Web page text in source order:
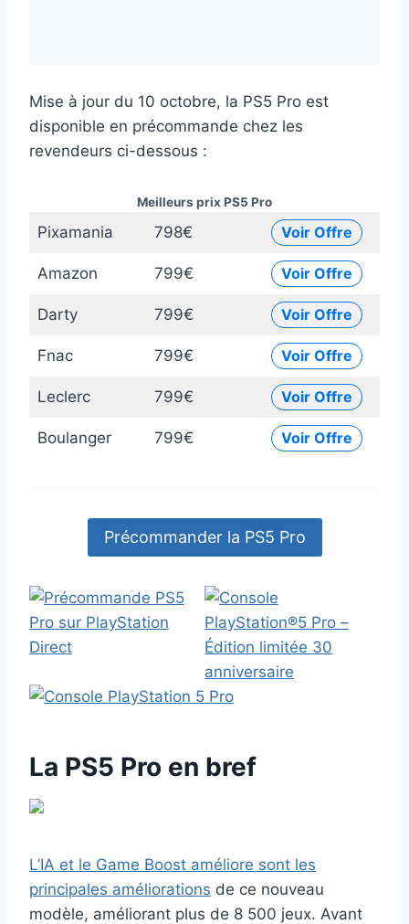
Mise à jour du 10 octobre, la PS5 Pro est
disponible en précommande chez les
revendeurs ci-dessous :
Pixamania 798€ Voir Offre
Amazon 799€ Voir Offre
Darty 799€ Voir Offre
Fnac 799€ Voir Offre
Leclerc 799€ Voir Offre
Boulanger 799€ Voir Offre
Meilleurs prix PS5 Pro
Précommander la PS5 Pro
La PS5 Pro en bref
L’IA et le Game Boost améliore sont les
principales améliorations de ce nouveau
modèle, améliorant plus de 8 500 jeux. Avant